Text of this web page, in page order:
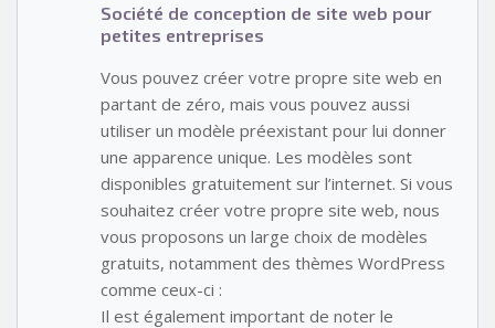
Société de conception de site web pour
petites entreprises
Vous pouvez créer votre propre site web en
partant de zéro, mais vous pouvez aussi
utiliser un modèle préexistant pour lui donner
une apparence unique. Les modèles sont
disponibles gratuitement sur l’internet. Si vous
souhaitez créer votre propre site web, nous
vous proposons un large choix de modèles
gratuits, notamment des thèmes WordPress
comme ceux-ci :
Il est également important de noter le